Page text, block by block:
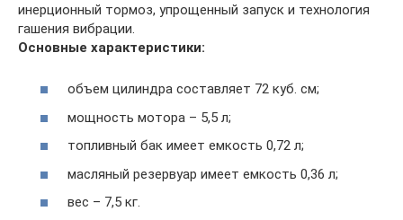
инерционный тормоз, упрощенный запуск и технология
гашения вибрации.
Основные характеристики:
объем цилиндра составляет 72 куб. см;
мощность мотора – 5,5 л;
топливный бак имеет емкость 0,72 л;
масляный резервуар имеет емкость 0,36 л;
вес – 7,5 кг.